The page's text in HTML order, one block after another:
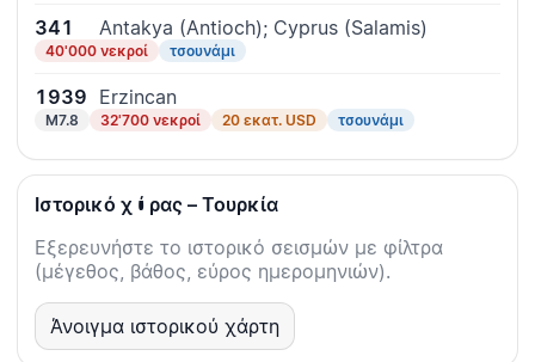
341 Antakya (Antioch); Cyprus (Salamis)
40'000 νεκροί τσουνάμι
1939 Erzincan
M7.8 32'700 νεκροί 20 εκατ. USD τσουνάμι
Ιστορικό χώρας – Τουρκία
Εξερευνήστε το ιστορικό σεισμών με φίλτρα
(μέγεθος, βάθος, εύρος ημερομηνιών).
Άνοιγμα ιστορικού χάρτη